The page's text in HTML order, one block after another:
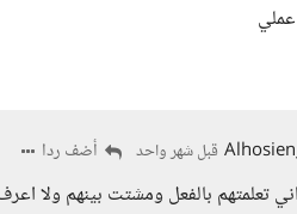
قبل شهر واحد أضف ردا
تعلمتهم بالفعل ومشتت بينهم ولا